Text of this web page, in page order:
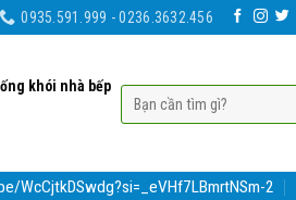
0935.591.999 - 0236.3632.456
khói nhà bếp
WcCjtkDSwdg?si=_eVHf7LBmrtNSm-2